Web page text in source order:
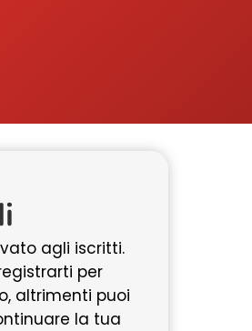
agli iscritti.
per
altrimenti puoi
la tua